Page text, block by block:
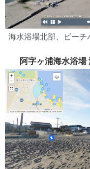
海水浴場北部、ビーチ
阿字ヶ浦海水浴場